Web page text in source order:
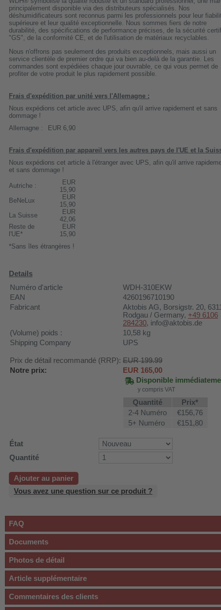
principalement disponible via des distributeurs spécialisés. Nos
déshumidificateurs sont reconnus parmi les professionnels pour leur
supérieure et leur qualité exceptionnelle. Nous sommes fiers de notre
durabilité, des spécifications de performance précises, de la sécurité
"GS", de la conformité CE, et de l'utilisation de matériaux recyclables.
Nous n'offrons pas seulement des produits exceptionnels, mais aussi un
service clientèle de premier ordre qui va bien au-delà de la garantie. Les
commandes sont expédiées chaque jour ouvrable, ce qui vous permet de
profiter de votre produit le plus rapidement possible.
Frais d'expédition par unité vers l'Allemagne :
Nous expédions cet article avec UPS, afin qu'il arrive rapidement et sans
dommage !
Allemagne :
EUR 6,90
Frais d'expédition par appareil vers les autres pays de l'UE et la
Nous expédions cet article à l'étranger avec UPS, afin qu'il arrive
et sans dommage !
Autriche :
EUR
15,90
BeNeLux
EUR
15,90
La Suisse
EUR
42,06
Reste de
l'UE*
EUR
15,90
*Sans îles étrangères !
Details
Numéro d'article
WDH-310EKW
EAN
4260196710190
Fabricant
Aktobis AG, Borsigstr. 20,
Rodgau / Germany, +49 6106
284230, info@aktobis.de
(Volume) poids :
10,58 kg
Shipping Company
UPS
Prix de détail recommandé (RRP): EUR 199.99
Notre prix:
EUR 165,00
Disponible
y compris VAT
Quantité
Prix*
2-4 Numéro
€156,76
5+ Numéro
€151,80
État
Quantité
Ajouter au panier
Vous avez une question sur ce produit ?
FAQ
Documents
Photos de détail
Article supplémentaire
Commentaires des clients